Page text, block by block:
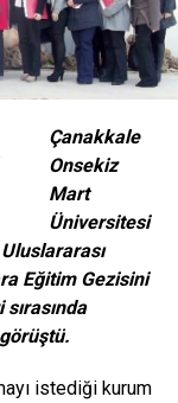
Çanakkale
Onsekiz
Mart
Üniversitesi
Eğitim Gezisini
istediği kurum